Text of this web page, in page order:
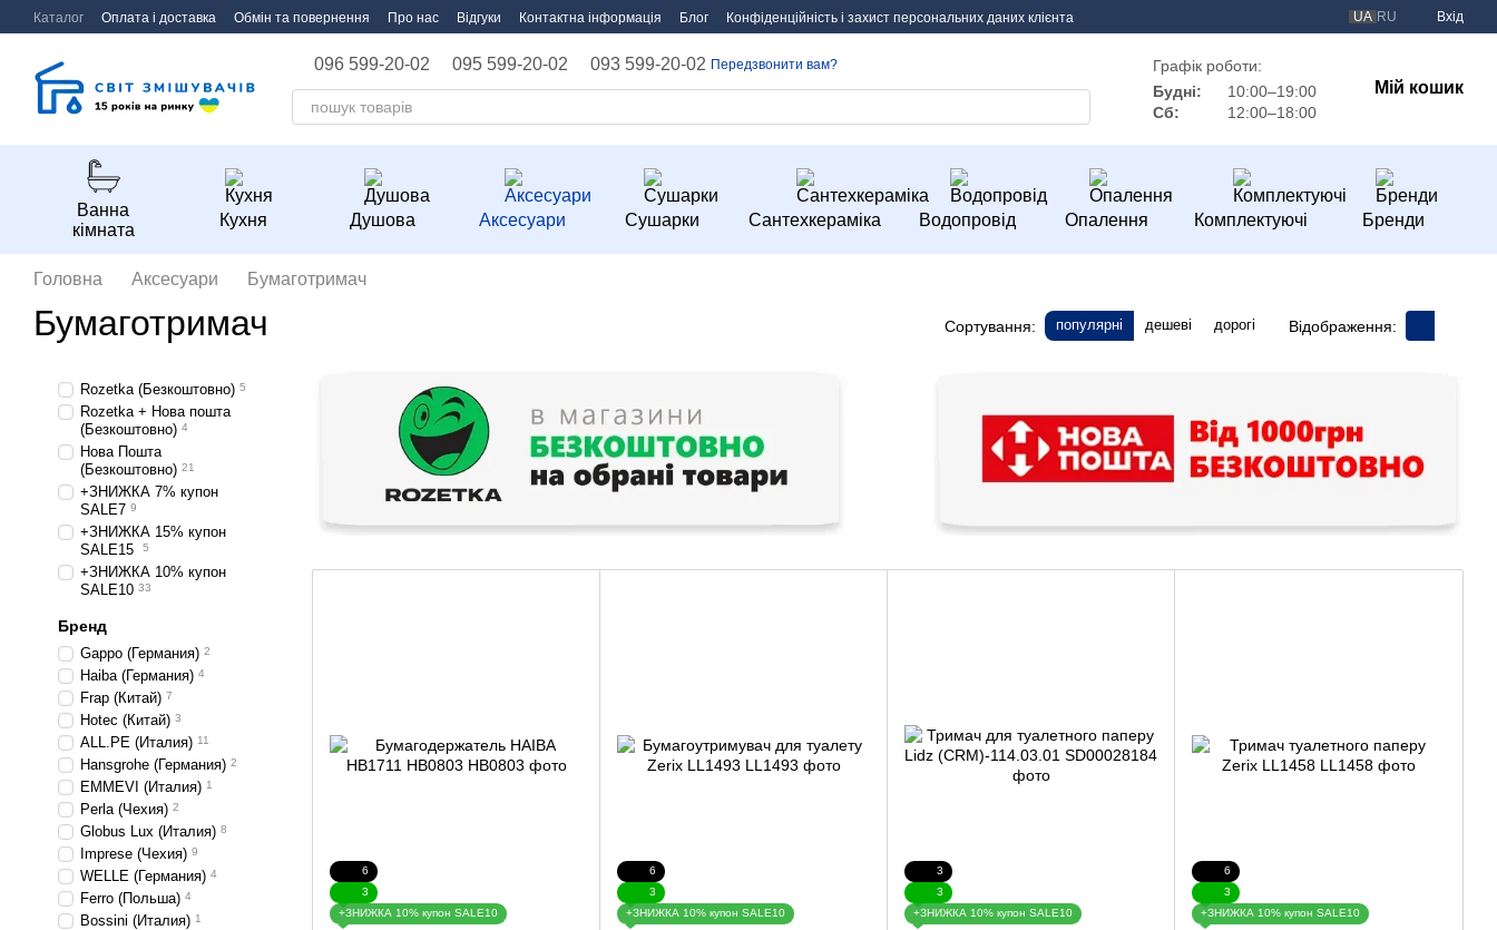
Перейти до основного контенту
Каталог Оплата і доставка Обмін та повернення Про нас Відгуки Контактна інформація Блог Конфіденційність і захист персональних даних клієнта UA RU Вхід
096 599-20-02 095 599-20-02 093 599-20-02 Передзвонити вам?
Графік роботи:
Будні:
10:00–19:00
Сб:
12:00–18:00
Мій кошик
Ванна
кімната
Кухня Душова Аксесуари Сушарки Сантехкераміка Водопровід Опалення Комплектуючі Бренди
Головна Аксесуари Бумаготримач
Бумаготримач Сортування: популярні дешеві дорогі Відображення:
6
3
+ЗНИЖКА 10% купон SALE10
6
3
+ЗНИЖКА 10% купон SALE10
3
3
+ЗНИЖКА 10% купон SALE10
6
3
+ЗНИЖКА 10% купон SALE10
Rozetka (Безкоштовно) 5
Rozetka + Нова пошта
(Безкоштовно) 4
Нова Пошта
(Безкоштовно) 21
+ЗНИЖКА 7% купон
SALE7 9
+ЗНИЖКА 15% купон
SALE15
5
+ЗНИЖКА 10% купон
SALE10 33
Бренд
Gappo (Германия) 2
Haiba (Германия) 4
Frap (Китай) 7
Hotec (Китай) 3
ALL.PE (Италия) 11
Hansgrohe (Германия) 2
EMMEVI (Италия) 1
Perla (Чехия) 2
Globus Lux (Италия) 8
Imprese (Чехия) 9
WELLE (Германия) 4
Ferro (Польша) 4
Bossini (Италия) 1